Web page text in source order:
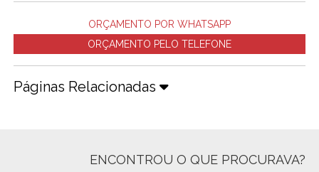
ORÇAMENTO POR WHATSAPP
ORÇAMENTO PELO TELEFONE
Páginas Relacionadas
ENCONTROU O QUE PROCURAVA?